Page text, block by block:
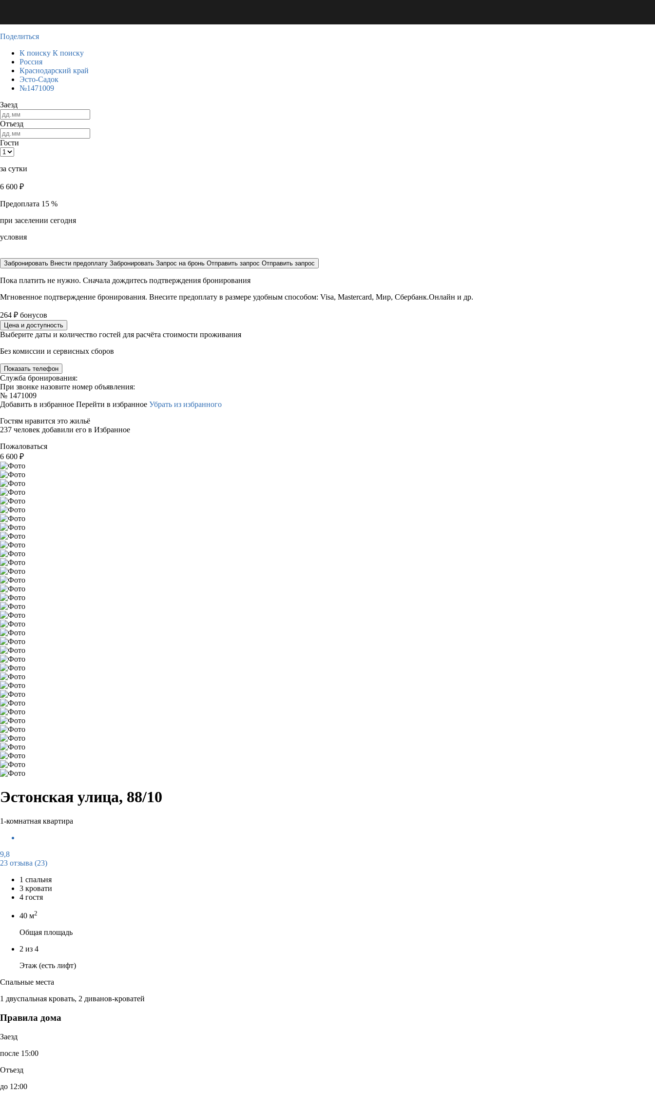
Поделиться
К поиску К поиску
Россия
Краснодарский край
Эсто-Садок
№1471009
Заезд
Отъезд
Гости
за сутки
6 600 ₽
Предоплата 15 %
при заселении сегодня
условия
Забронировать Внести предоплату Забронировать Запрос на бронь Отправить запрос Отправить запрос
Пока платить не нужно. Сначала дождитесь подтверждения бронирования
Мгновенное подтверждение бронирования. Внесите предоплату в размере удобным способом: Visa, Mastercard, Мир, Сбербанк.Онлайн и др.
264 ₽ бонусов
Цена и доступность
Выберите даты и количество гостей для расчёта стоимости проживания
Без комиссии и сервисных сборов
Показать телефон
Служба бронирования:
При звонке назовите номер объявления:
№ 1471009
Добавить в избранное Перейти в избранное Убрать из избранного
Гостям нравится это жильё
237 человек добавили его в Избранное
Пожаловаться
6 600 ₽
Эстонская улица, 88/10
1-комнатная квартира
9,8
23 отзыва (23)
1 спальня
3 кровати
4 гостя
40 м2
Общая площадь
2 из 4
Этаж (есть лифт)
Спальные места
1 двуспальная кровать, 2 диванов-кроватей
Правила дома
Заезд
после 15:00
Отъезд
до 12:00